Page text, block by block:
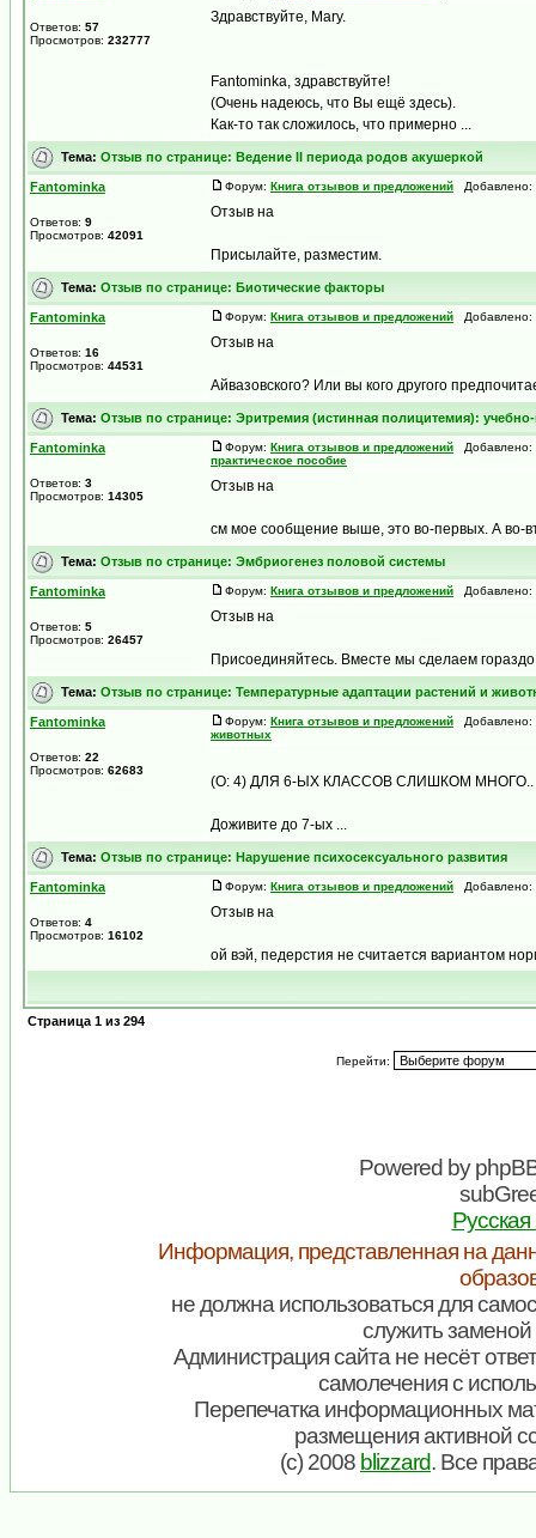
Ответов: 57
Просмотров: 232777
Здравствуйте, Mary.
Fantominka, здравствуйте!
(Очень надеюсь, что Вы ещё здесь).
Как-то так сложилось, что примерно ...
Тема: Отзыв по странице: Ведение II периода родов акушеркой
Fantominka
Ответов: 9
Просмотров: 42091
Форум: Книга отзывов и предложений Добавлено:
Отзыв на
Присылайте, разместим.
Тема: Отзыв по странице: Биотические факторы
Fantominka
Ответов: 16
Просмотров: 44531
Форум: Книга отзывов и предложений Добавлено:
Отзыв на
Айвазовского? Или вы кого другого
Тема: Отзыв по странице: Эритремия (истинная полицитемия):
Fantominka
Ответов: 3
Просмотров: 14305
Форум: Книга отзывов и предложений Добавлено:
практическое пособие
Отзыв на
см мое сообщение выше, это во-первых. А во-
Тема: Отзыв по странице: Эмбриогенез половой системы
Fantominka
Ответов: 5
Просмотров: 26457
Форум: Книга отзывов и предложений Добавлено:
Отзыв на
Присоединяйтесь. Вместе мы сделаем
Тема: Отзыв по странице: Температурные адаптации растений и
Fantominka
Ответов: 22
Просмотров: 62683
Форум: Книга отзывов и предложений Добавлено:
животных
(O: 4) ДЛЯ 6-ЫХ КЛАССОВ СЛИШКОМ МНОГО..
Доживите до 7-ых ...
Тема: Отзыв по странице: Нарушение психосексуального развития
Fantominka
Ответов: 4
Просмотров: 16102
Форум: Книга отзывов и предложений Добавлено:
Отзыв на
ой вэй, педерстия не считается вариантом
Страница 1 из 294
Перейти:
Powered by
Информация, представленная на
не должна использоваться для
служить заменой
Администрация сайта не несёт
самолечения с
Перепечатка информационных
размещения активной
(c) 2008 blizzard. Все